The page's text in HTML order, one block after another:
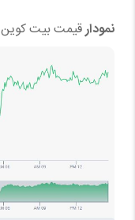
نمودارقیمتبیت کوین